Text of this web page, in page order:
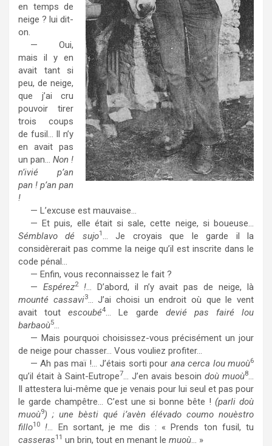
en temps de
neige ? lui dit-
on.
— Oui,
mais il y en
avait tant si
peu, de neige,
que j’ai cru
pouvoir tirer
trois coups
de fusil… Il n’y
en avait pas
un pan… Non !
n’ivié p’an
pan ! p’an pan
!
— L’excuse est mauvaise…
— Et puis, elle était si sale, cette neige, si boueuse…
Sémblavo dé sujo1 … Je croyais que le garde il la
considèrerait pas comme la neige qu’il est inscrite dans le
code pénal…
— Enfin, vous reconnaissez le fait ?
— Espérez2 !… D’abord, il n’y avait pas de neige, là
mounté cassavi3… J’ai choisi un endroit où que le vent
avait toutescoubé4… Le garde devié pas fairé lou
barbaoù5…
— Mais pourquoi choisissez-vous précisément un jour
de neige pour chasser… Vous vouliez profiter…
— Ah pas maï !… J’étais sorti pour ana cerca lou muoù6
qu’il était à Saint-Eutrope7… J’en avais besoin doù muoù8…
Il attestera lui-même que je venais pour lui seul et pas pour
le garde champêtre… C’est une si bonne bête !(parli doù
muoù9) ; une bèsti qué i’avèn élévado coumo nouèstro
fillo10 !… En sortant, je me dis : « Prends ton fusil, tu
casseras11 un brin, tout en menant le muoù… »